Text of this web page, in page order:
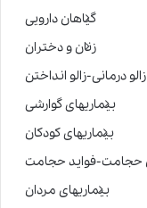
گیاهان دارویی
زنان و دختران
زالو درمانی-زالو انداختن
بیماریهای گوارشی
بیماریهای کودکان
حجامت-فواید حجامت
بیماریهای مردان